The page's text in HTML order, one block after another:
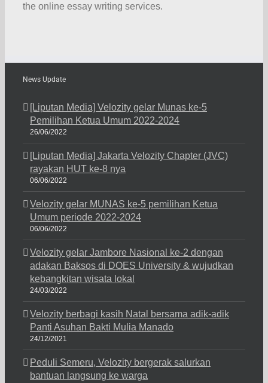
the online essay writing services.
News Update
[Liputan Media] Velozity gelar Munas ke-5
Pemilihan Ketua Umum 2022-2024
26/06/2022
[Liputan Media] Jakarta Velozity Chapter (JVC)
rayakan HUT ke-8 nya
06/06/2022
Velozity gelar MUNAS ke-5 pemilihan Ketua
Umum periode 2022-2024
06/06/2022
Velozity gelar Jambore Nasional ke-2 dengan
adakan Baksos di DOES University & wujudkan
kebangkitan wisata lokal
24/03/2022
Velozity berbagi kasih Natal bersama adik-adik
Panti Asuhan Bakti Mulia Manado
24/12/2021
Peduli Semeru, Velozity bergerak salurkan
bantuan langsung ke warga